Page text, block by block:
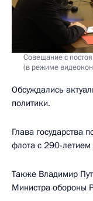
Совещание с
(в режиме
Обсуждались
политики.
Глава государства
флота с 290-
Также Владимир
Министра обороны